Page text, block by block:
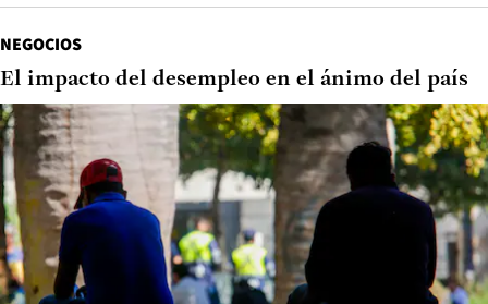
NEGOCIOS
El impacto del desempleo en el ánimo del país